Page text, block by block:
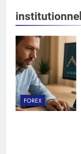
FOREX